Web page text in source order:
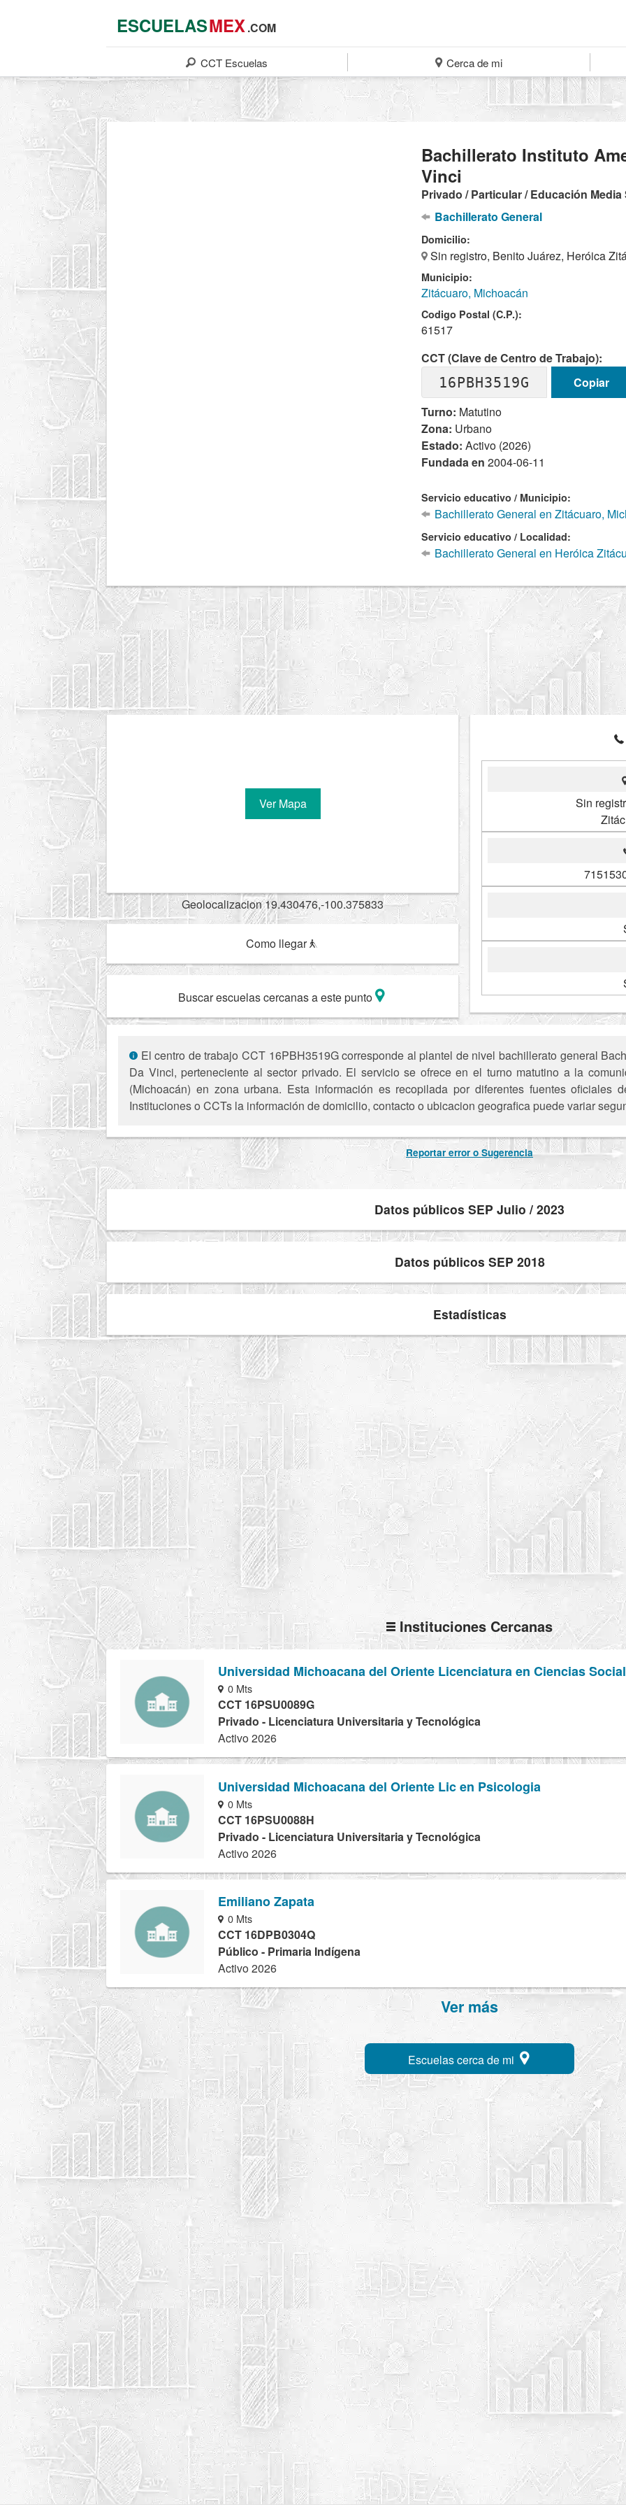
ESCUELASMEX.COM
CCT Escuelas Cerca de mi
Bachillerato Instituto
Vinci
Privado / Particular / Educación
Bachillerato General
Domicilio:
Sin registro, Benito Juárez, Heróica
Municipio:
Zitácuaro, Michoacán
Codigo Postal (C.P.):
61517
CCT (Clave de Centro de Trabajo):
16PBH3519G
Copiar
Turno: Matutino
Zona: Urbano
Estado: Activo (2026)
Fundada en2004-06-11
Servicio educativo / Municipio:
Bachillerato General en Zitácuaro,
Servicio educativo / Localidad:
Bachillerato General en Heróica
Ver Mapa
Geolocalizacion 19.430476,-100.375833
Como llegar
Buscar escuelas cercanas a este punto
Sin
El centro de trabajo CCT 16PBH3519G corresponde al plantel de nivel bachillerato general
Da Vinci, perteneciente al sector privado. El servicio se ofrece en el turno matutino a la
(Michoacán) en zona urbana. Esta información es recopilada por diferentes fuentes oficiales
Instituciones o CCTs la información de domicilio, contacto o ubicacion geografica puede variar
Reportar error o Sugerencia
Datos públicos SEP Julio / 2023
Datos públicos SEP 2018
Estadísticas
Instituciones Cercanas
Universidad Michoacana del Oriente Licenciatura en Ciencias
0 Mts
CCT 16PSU0089G
Privado - Licenciatura Universitaria y Tecnológica
Activo 2026
Universidad Michoacana del Oriente Lic en Psicologia
0 Mts
CCT 16PSU0088H
Privado - Licenciatura Universitaria y Tecnológica
Activo 2026
Emiliano Zapata
0 Mts
CCT 16DPB0304Q
Público - Primaria Indígena
Activo 2026
Ver más
Escuelas cerca de mi